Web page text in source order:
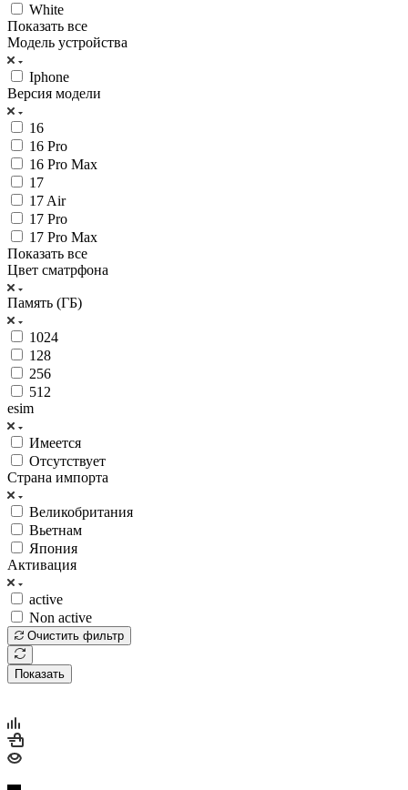
White
Показать все
Модель устройства
Iphone
Версия модели
16
16 Pro
16 Pro Max
17
17 Air
17 Pro
17 Pro Max
Показать все
Цвет сматрфона
Память (ГБ)
1024
128
256
512
esim
Имеется
Отсутствует
Страна импорта
Великобритания
Вьетнам
Япония
Активация
active
Non active
Очистить фильтр
Показать